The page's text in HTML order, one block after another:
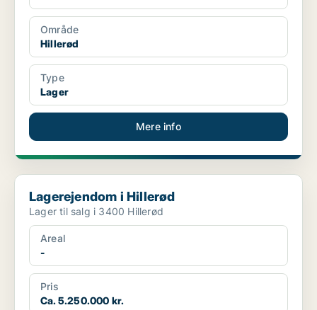
Område
Hillerød
Type
Lager
Mere info
Lagerejendom i Hillerød
Lagerejendom i Hillerød
Lager til salg i 3400 Hillerød
Areal
-
Pris
Ca. 5.250.000 kr.